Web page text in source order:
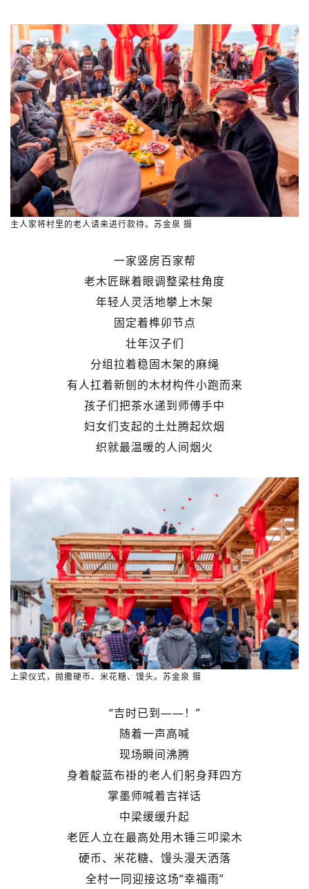
主人家将村里的老人请来进行款待。苏金泉 摄
一家竖房百家帮
老木匠眯着眼调整梁柱角度
年轻人灵活地攀上木架
固定着榫卯节点
壮年汉子们
分组拉着稳固木架的麻绳
有人扛着新刨的木材构件小跑而来
孩子们把茶水递到师傅手中
妇女们支起的土灶腾起炊烟
织就最温暖的人间烟火
上梁仪式，抛撒硬币、米花糖、馒头。苏金泉 摄
“吉时已到——！”
随着一声高喊
现场瞬间沸腾
身着靛蓝布褂的老人们躬身拜四方
掌墨师喊着吉祥话
中梁缓缓升起
老匠人立在最高处用木锤三叩梁木
硬币、米花糖、馒头漫天洒落
全村一同迎接这场“幸福雨”